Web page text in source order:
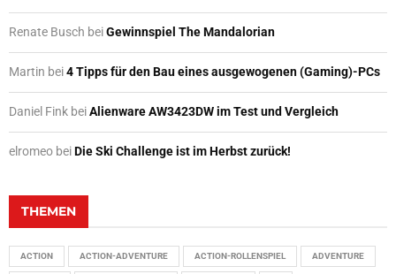
Renate Busch beiGewinnspiel The Mandalorian
Martin bei4 Tipps für den Bau eines ausgewogenen (Gaming)-PCs
Daniel Fink beiAlienware AW3423DW im Test und Vergleich
elromeo beiDie Ski Challenge ist im Herbst zurück!
THEMEN
ACTION ACTION-ADVENTURE ACTION-ROLLENSPIEL ADVENTURE